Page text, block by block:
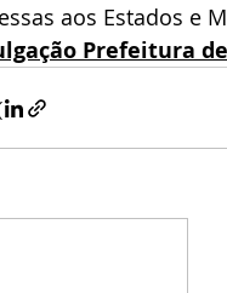
aos Estados e
Prefeitura